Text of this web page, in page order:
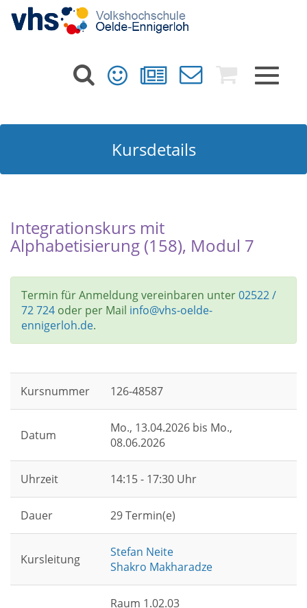
Toggle
Kursdetails
Integrationskurs mit
Alphabetisierung (158), Modul 7
Termin für Anmeldung vereinbaren unter02522 /
72 724 oder per Mail info@vhs-oelde-
ennigerloh.de.
Kursnummer 126-48587
Datum Mo., 13.04.2026 bis Mo.,
08.06.2026
Uhrzeit 14:15 - 17:30 Uhr
Dauer 29 Termin(e)
Kursleitung
Stefan Neite
Shakro Makharadze
Raum 1.02.03